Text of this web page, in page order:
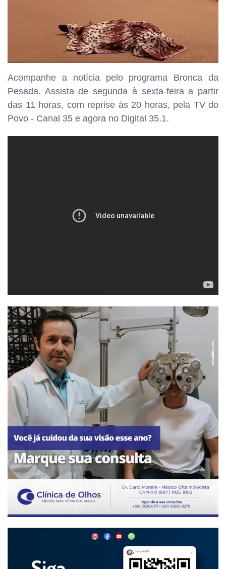
Acompanhe a notícia pelo programa Bronca da
Pesada. Assista de segunda à sexta-feira a partir
das 11 horas, com reprise às 20 horas, pela TV do
Povo - Canal 35 e agora no Digital 35.1.